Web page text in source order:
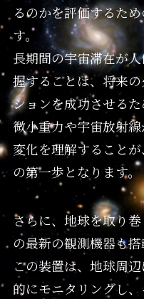
るのかを評価するた
す。
長期間の宇宙滞在が
握することは、将来
ションを成功させるた
微小重力や宇宙放射
変化を理解すること
の第一歩となります。
さらに、地球を取り
の最新の観測機器も
この装置は、地球周
的にモニタリングし